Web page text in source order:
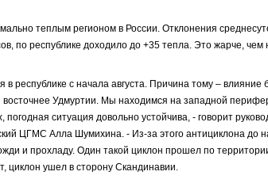
теплым регионом в России. Отклонения
по республике доходило до +35 тепла. Это жарче, чем
республике с начала августа. Причина тому – влияние
восточнее Удмуртии. Мы находимся на западной
погодная ситуация довольно устойчива, - говорит
ЦГМС Алла Шумихина. - Из-за этого антициклона до
и прохладу. Один такой циклон прошел по
циклон ушел в сторону Скандинавии.